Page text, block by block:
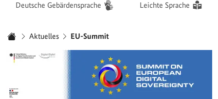
Deutsche Gebärdensprache Leichte Sprache
Aktuelles EU-Summit